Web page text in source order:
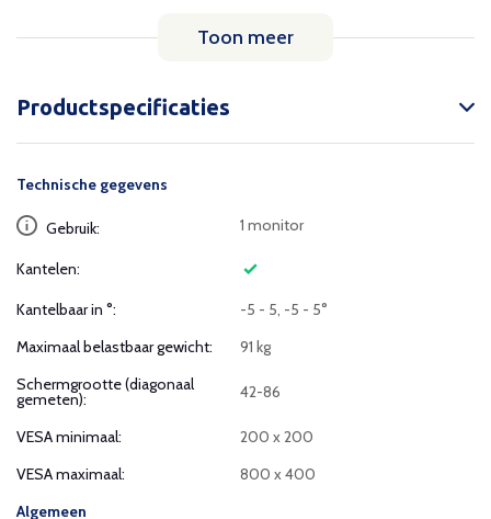
Toon meer
Productspecificaties
Technische gegevens
Gebruik: 1 monitor
Kantelen:
Kantelbaar in °:
-5 - 5, -5 - 5°
Maximaal belastbaar gewicht:
91 kg
Schermgrootte (diagonaal
gemeten): 42-86
VESA minimaal:
200 x 200
VESA maximaal:
800 x 400
Algemeen